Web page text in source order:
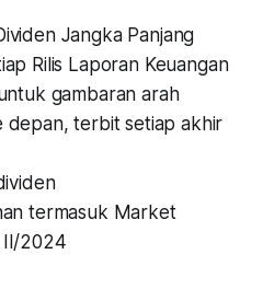
Jangka Panjang
Rilis Laporan Keuangan
gambaran arah
depan, terbit setiap akhir
termasuk Market
II/2024